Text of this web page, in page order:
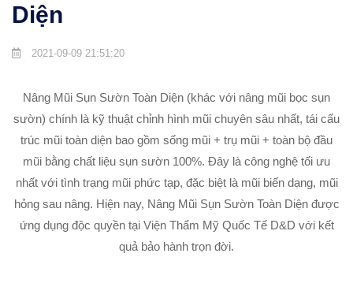
Diện
2021-09-09 21:51:20
Nâng Mũi Sụn Sườn Toàn Diện (khác với nâng mũi bọc sụn
sườn) chính là kỹ thuật chỉnh hình mũi chuyên sâu nhất, tái cấu
trúc mũi toàn diện bao gồm sống mũi + trụ mũi + toàn bộ đầu
mũi bằng chất liệu sụn sườn 100%. Đây là công nghệ tối ưu
nhất với tình trạng mũi phức tạp, đặc biệt là mũi biến dạng, mũi
hỏng sau nâng. Hiện nay, Nâng Mũi Sụn Sườn Toàn Diện được
ứng dụng độc quyền tại Viện Thẩm Mỹ Quốc Tế D&D với kết
quả bảo hành trọn đời.